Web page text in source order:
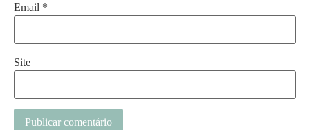
Email *
Site